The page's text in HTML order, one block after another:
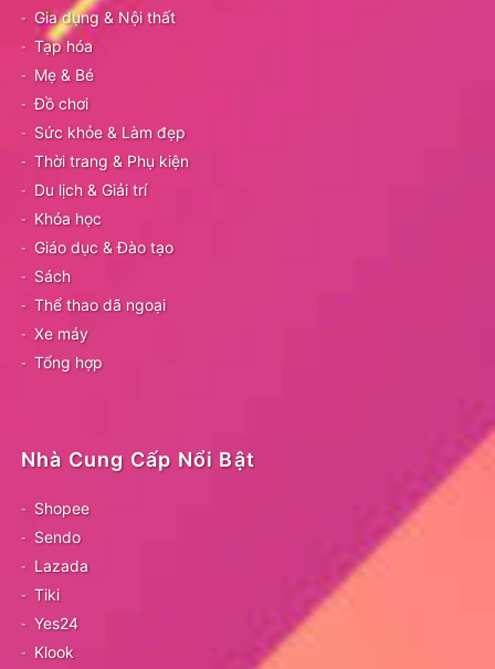
Gia dụng & Nội thất
Tạp hóa
Mẹ & Bé
Đồ chơi
Sức khỏe & Làm đẹp
Thời trang & Phụ kiện
Du lịch & Giải trí
Khóa học
Giáo dục & Đào tạo
Sách
Thể thao dã ngoại
Xe máy
Tổng hợp
Nhà Cung Cấp Nổi Bật
Shopee
Sendo
Lazada
Tiki
Yes24
Klook